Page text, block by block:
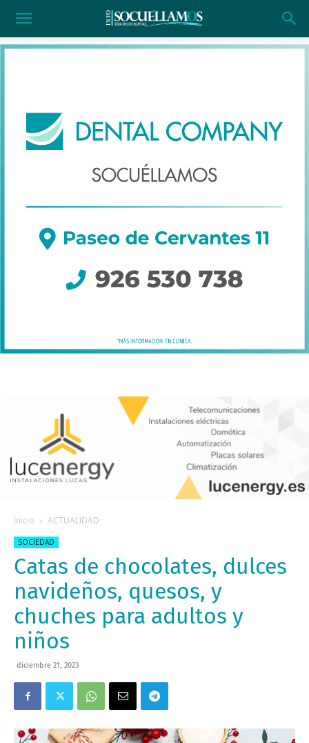
Inicio ACTUALIDAD
SOCIEDAD
Catas de chocolates, dulces
navideños, quesos, y
chuches para adultos y
niños
diciembre 21, 2023